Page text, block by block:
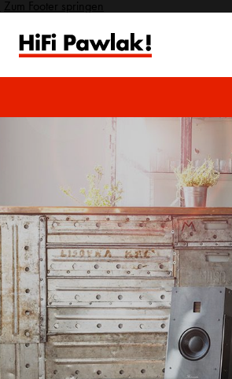
Zum Footer springen